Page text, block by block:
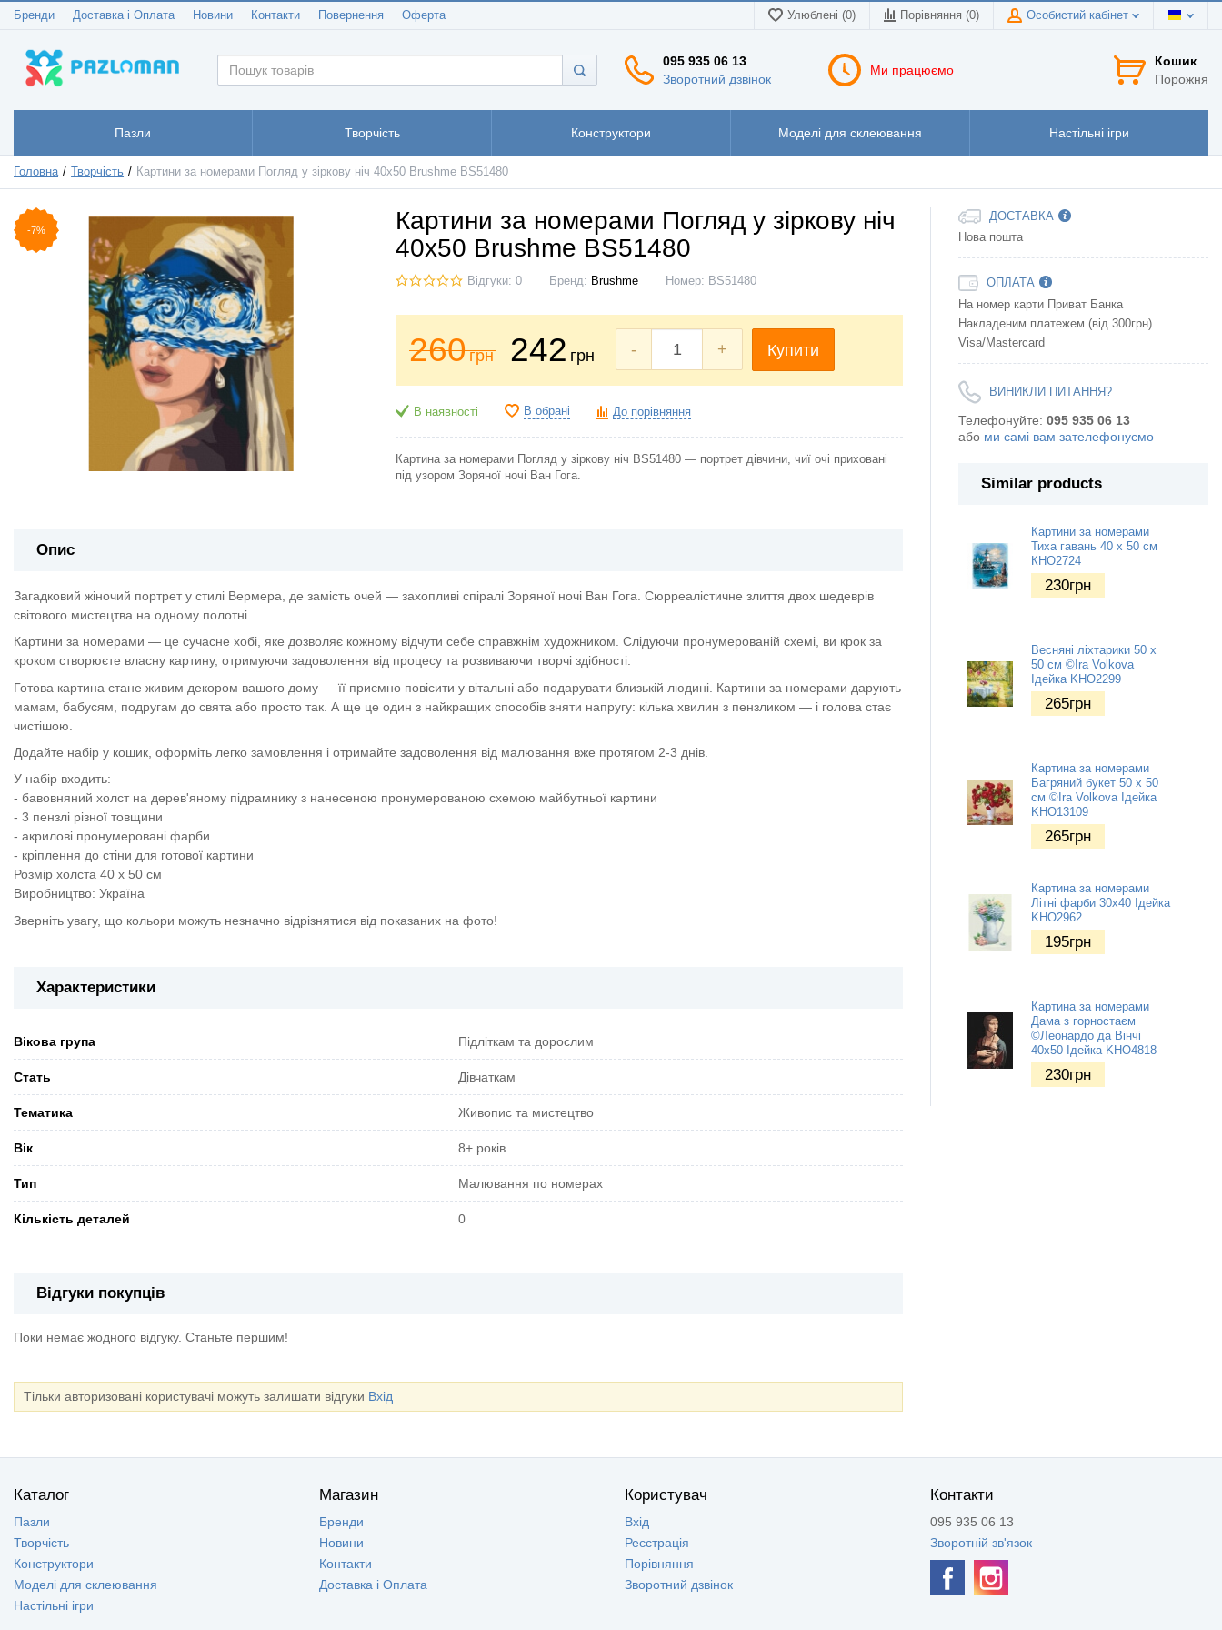
Бренди Доставка і Оплата Новини Контакти Повернення Оферта Улюблені (0) Порівняння (0) Особистий кабінет
095 935 06 13
Зворотний дзвінок
Ми працюємо
Кошик
Порожня
Пазли Творчість Конструктори Моделі для склеювання Настільні ігри
Головна Творчість Картини за номерами Погляд у зіркову ніч 40x50 Brushme BS51480
-7%
Картини за номерами Погляд у зіркову ніч
40x50 Brushme BS51480
Відгуки: 0 Бренд: Brushme Номер: BS51480
260грн 242 грн - + Купити
В наявності В обрані До порівняння
Картина за номерами Погляд у зіркову ніч BS51480 — портрет дівчини, чиї очі приховані
під узором Зоряної ночі Ван Гога.
Опис
Загадковий жіночий портрет у стилі Вермера, де замість очей — захопливі спіралі Зоряної ночі Ван Гога. Сюрреалістичне злиття двох шедеврів
світового мистецтва на одному полотні.
Картини за номерами — це сучасне хобі, яке дозволяє кожному відчути себе справжнім художником. Слідуючи пронумерованій схемі, ви крок за
кроком створюєте власну картину, отримуючи задоволення від процесу та розвиваючи творчі здібності.
Готова картина стане живим декором вашого дому — її приємно повісити у вітальні або подарувати близькій людині. Картини за номерами дарують
мамам, бабусям, подругам до свята або просто так. А ще це один з найкращих способів зняти напругу: кілька хвилин з пензликом — і голова стає
чистішою.
Додайте набір у кошик, оформіть легко замовлення і отримайте задоволення від малювання вже протягом 2-3 днів.
У набір входить:
- бавовняний холст на дерев'яному підрамнику з нанесеною пронумерованою схемою майбутньої картини
- 3 пензлі різної товщини
- акрилові пронумеровані фарби
- кріплення до стіни для готової картини
Розмір холста 40 х 50 см
Виробництво: Україна
Зверніть увагу, що кольори можуть незначно відрізнятися від показаних на фото!
Характеристики
Вікова група Підліткам та дорослим
Стать Дівчаткам
Тематика Живопис та мистецтво
Вік 8+ років
Тип Малювання по номерах
Кількість деталей 0
Відгуки покупців
Поки немає жодного відгуку. Станьте першим!
Тільки авторизовані користувачі можуть залишати відгуки Вхід
ДОСТАВКА
Нова пошта
ОПЛАТА
На номер карти Приват Банка
Накладеним платежем (від 300грн)
Visa/Mastercard
ВИНИКЛИ ПИТАННЯ?
Телефонуйте: 095 935 06 13
або ми самі вам зателефонуємо
Similar products
Картини за номерами
Тиха гавань 40 х 50 см
КНО2724
230грн
Весняні ліхтарики 50 х
50 см ©Ira Volkova
Ідейка KHO2299
265грн
Картина за номерами
Багряний букет 50 х 50
см ©Ira Volkova Ідейка
KHO13109
265грн
Картина за номерами
Літні фарби 30х40 Ідейка
KHO2962
195грн
Картина за номерами
Дама з горностаєм
©Леонардо да Вінчі
40х50 Ідейка KHO4818
230грн
Каталог
Пазли
Творчість
Конструктори
Моделі для склеювання
Настільні ігри
Магазин
Бренди
Новини
Контакти
Доставка і Оплата
Користувач
Вхід
Реєстрація
Порівняння
Зворотний дзвінок
Контакти
095 935 06 13
Зворотній зв'язок